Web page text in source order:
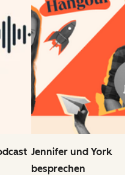
Jennifer und York
besprechen